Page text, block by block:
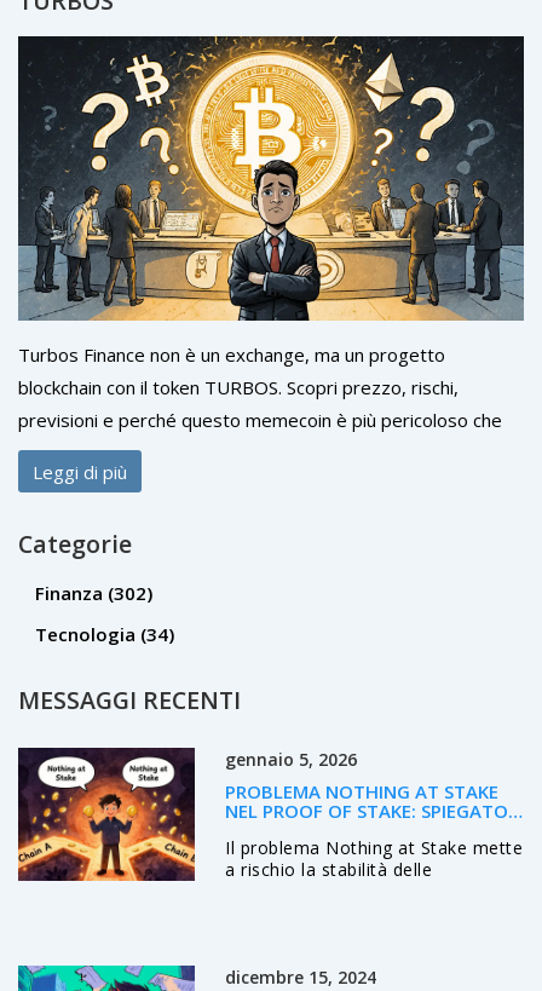
Turbos Finance non è un exchange, ma un progetto
blockchain con il token TURBOS. Scopri prezzo, rischi,
previsioni e perché questo memecoin è più pericoloso che
profittevole.
Leggi di più
Categorie
Finanza (302)
Tecnologia (34)
MESSAGGI RECENTI
gennaio 5, 2026
PROBLEMA NOTHING AT STAKE
NEL PROOF OF STAKE: SPIEGATO
Il problema Nothing at Stake mette
a rischio la stabilità delle
rete è ora più sicura che mai.
dicembre 15, 2024